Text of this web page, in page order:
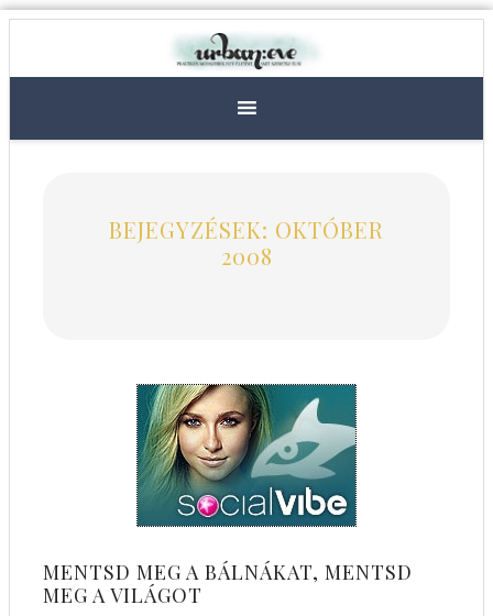
BEJEGYZÉSEK: OKTÓBER
2008
MENTSD MEG A BÁLNÁKAT, MENTSD
MEG A VILÁGOT